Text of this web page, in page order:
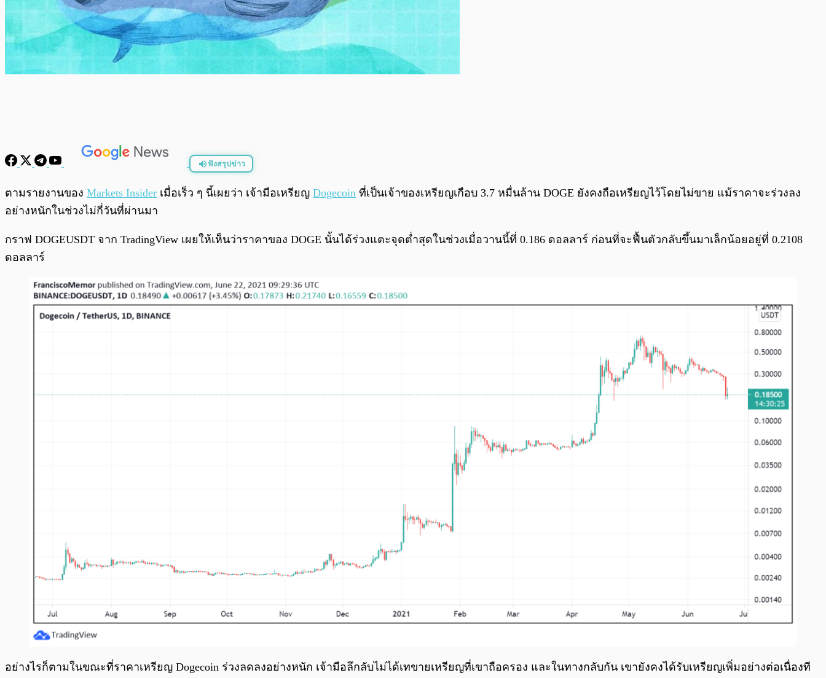
ฟังสรุปข่าว
0:00
ตามรายงานของ Markets Insider เมื่อเร็ว ๆ นี้เผยว่า เจ้ามือเหรียญ Dogecoin ที่เป็นเจ้าของเหรียญเกือบ 3.7 หมื่นล้าน DOGE ยังคงถือเหรียญไว้โดยไม่ขาย แม้ราคาจะร่วงลง
อย่างหนักในช่วงไม่กี่วันที่ผ่านมา
กราฟ DOGEUSDT จาก TradingView เผยให้เห็นว่าราคาของ DOGE นั้นได้ร่วงแตะจุดต่ำสุดในช่วงเมื่อวานนี้ที่ 0.186 ดอลลาร์ ก่อนที่จะฟื้นตัวกลับขึ้นมาเล็กน้อยอยู่ที่ 0.2108
ดอลลาร์
อย่างไรก็ตามในขณะที่ราคาเหรียญ Dogecoin ร่วงลดลงอย่างหนัก เจ้ามือลึกลับไม่ได้เทขายเหรียญที่เขาถือครอง และในทางกลับกัน เขายังคงได้รับเหรียญเพิ่มอย่างต่อเนื่องที